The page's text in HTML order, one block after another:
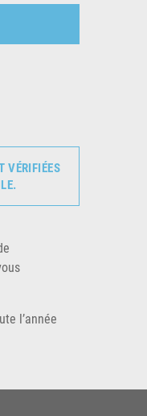
VÉRIFIÉES
l’année